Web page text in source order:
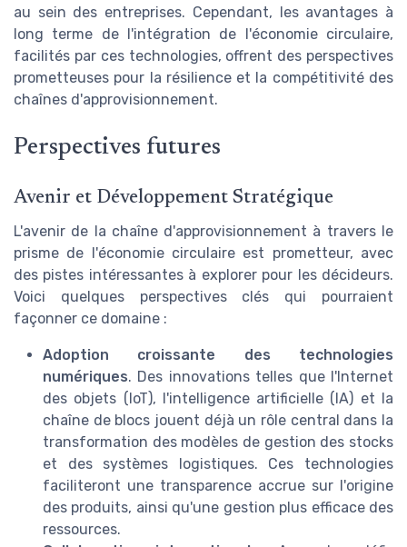
au sein des entreprises. Cependant, les avantages à
long terme de l'intégration de l'économie circulaire,
facilités par ces technologies, offrent des perspectives
prometteuses pour la résilience et la compétitivité des
chaînes d'approvisionnement.
Perspectives futures
Avenir et Développement Stratégique
L'avenir de la chaîne d'approvisionnement à travers le
prisme de l'économie circulaire est prometteur, avec
des pistes intéressantes à explorer pour les décideurs.
Voici quelques perspectives clés qui pourraient
façonner ce domaine :
Adoption croissante des technologies
numériques. Des innovations telles que l'Internet
des objets (IoT), l'intelligence artificielle (IA) et la
chaîne de blocs jouent déjà un rôle central dans la
transformation des modèles de gestion des stocks
et des systèmes logistiques. Ces technologies
faciliteront une transparence accrue sur l'origine
des produits, ainsi qu'une gestion plus efficace des
ressources.